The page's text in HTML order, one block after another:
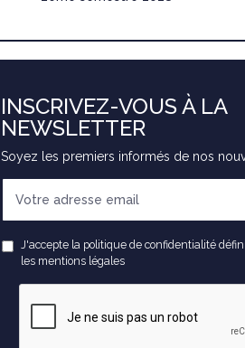
INSCRIVEZ-VOUS À LA
NEWSLETTER
Soyez les premiers informés de nos
J'accepte la politique de confidentialité
les mentions légales